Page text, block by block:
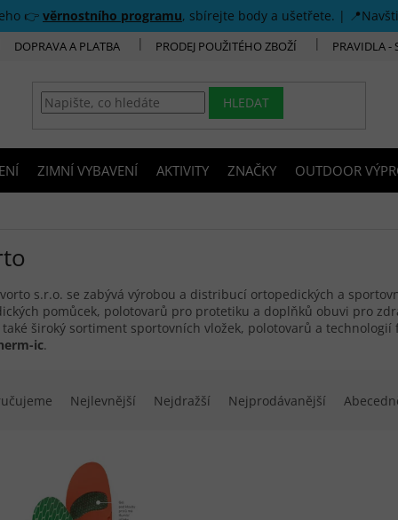
👉 věrnostního programu, sbírejte body a ušetřete. |
DOPRAVA A PLATBA PRODEJ POUŽITÉHO ZBOŽÍ PRAVIDLA -
HLEDAT
ZIMNÍ VYBAVENÍ AKTIVITY ZNAČKY OUTDOOR
s.r.o. se zabývá výrobou a distribucí ortopedických a
pomůcek, polotovarů pro protetiku a doplňků obuvi pro
také široký sortiment sportovních vložek, polotovarů a technologií
ic.
Nejlevnější Nejdražší Nejprodávanější